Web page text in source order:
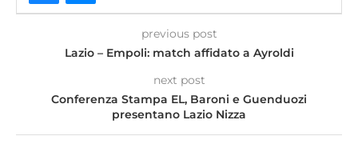
previous post
Lazio – Empoli: match affidato a Ayroldi
next post
Conferenza Stampa EL, Baroni e Guenduozi
presentano Lazio Nizza